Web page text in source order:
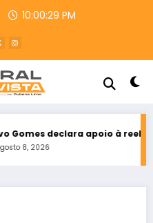
10:00:31 PM
apoio à reeleição de